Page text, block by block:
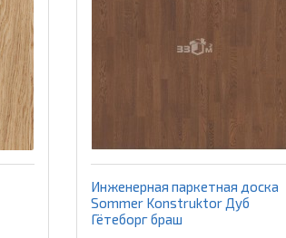
Инженерная паркетная доска
Sommer Konstruktor Дуб
Гётеборг браш